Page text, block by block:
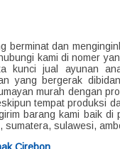
berminat dan
kami di nomer
kunci jual ayunan
yang bergerak
murah dengan
tempat produksi
barang kami baik di
sumatera, sulawesi,